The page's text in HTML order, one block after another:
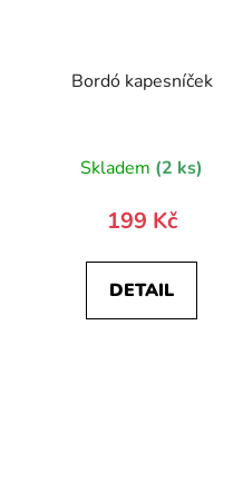
Bordó kapesníček
Skladem (2 ks)
199 Kč
DETAIL